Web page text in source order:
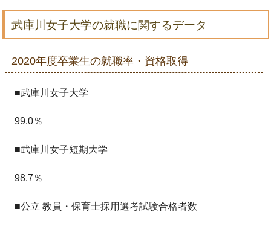
武庫川女子大学の就職に関するデータ
2020年度卒業生の就職率・資格取得
■武庫川女子大学
99.0％
■武庫川女子短期大学
98.7％
■公立 教員・保育士採用選考試験合格者数